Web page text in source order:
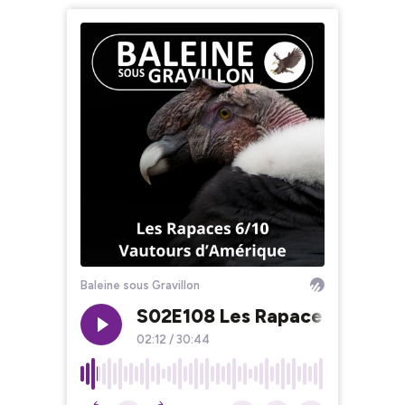
Baleine sous Gravillon
S02E108 Les Rapaces 6/10 :
02:12 / 30:44